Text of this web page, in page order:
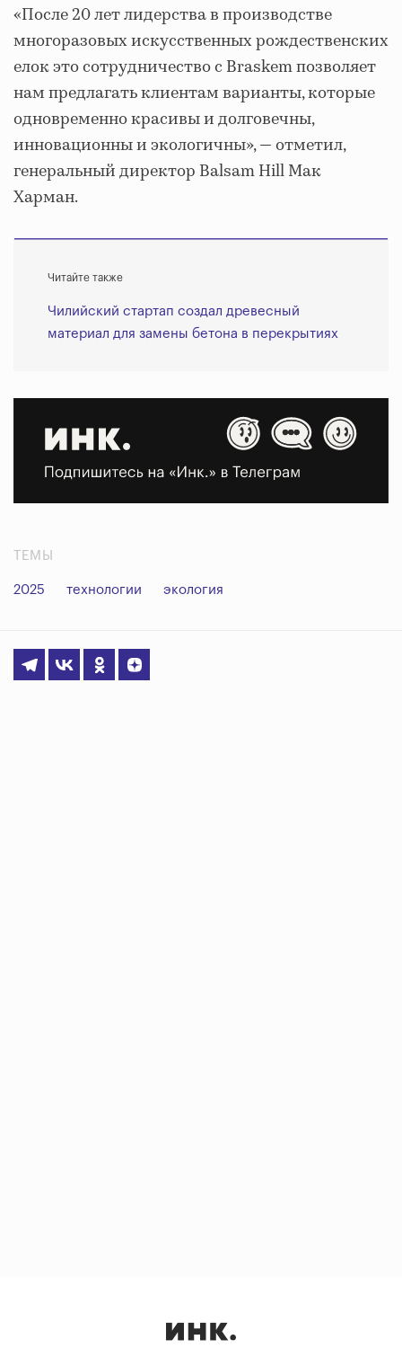
«После 20 лет лидерства в производстве
многоразовых искусственных рождественских
елок это сотрудничество с Braskem позволяет
нам предлагать клиентам варианты, которые
одновременно красивы и долговечны,
инновационны и экологичны», — отметил,
генеральный директор Balsam Hill Мак
Харман.
Читайте также
Чилийский стартап создал древесный
материал для замены бетона в перекрытиях
ТЕМЫ
2025 технологии экология